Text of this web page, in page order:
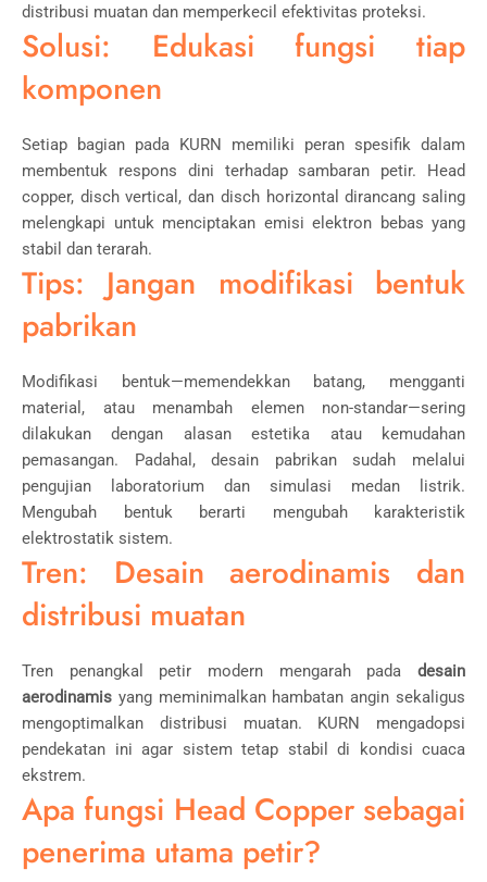
distribusi muatan dan memperkecil efektivitas proteksi.
Solusi: Edukasi fungsi tiap
komponen
Setiap bagian pada KURN memiliki peran spesifik dalam
membentuk respons dini terhadap sambaran petir. Head
copper, disch vertical, dan disch horizontal dirancang saling
melengkapi untuk menciptakan emisi elektron bebas yang
stabil dan terarah.
Tips: Jangan modifikasi bentuk
pabrikan
Modifikasi bentuk—memendekkan batang, mengganti
material, atau menambah elemen non-standar—sering
dilakukan dengan alasan estetika atau kemudahan
pemasangan. Padahal, desain pabrikan sudah melalui
pengujian laboratorium dan simulasi medan listrik.
Mengubah bentuk berarti mengubah karakteristik
elektrostatik sistem.
Tren: Desain aerodinamis dan
distribusi muatan
Tren penangkal petir modern mengarah pada desain
aerodinamis yang meminimalkan hambatan angin sekaligus
mengoptimalkan distribusi muatan. KURN mengadopsi
pendekatan ini agar sistem tetap stabil di kondisi cuaca
ekstrem.
Apa fungsi Head Copper sebagai
penerima utama petir?